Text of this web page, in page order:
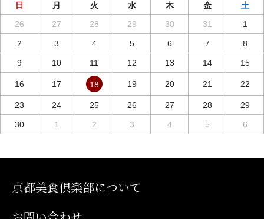
日 月 火 水 木 金
土
26
27 28 29 30 31 1
2 3 4 5 6 7 8
9 10 11 12 13 14 15
16 17 18 19 20 21 22
23 24 25 26 27 28 29
30 1 2 3 4 5 6
京都美食倶楽部について